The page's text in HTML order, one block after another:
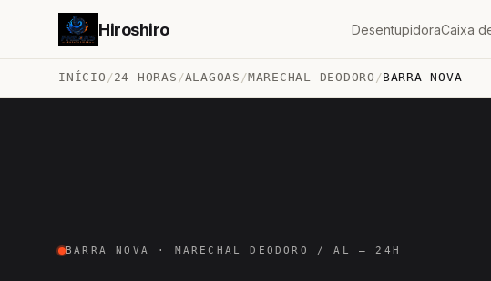
Hiroshiro DesentupidoraCaixa
INÍCIO /24 HORAS /ALAGOAS /MARECHAL DEODORO /BARRA NOVA
BARRA NOVA · MARECHAL DEODORO / AL — 24H